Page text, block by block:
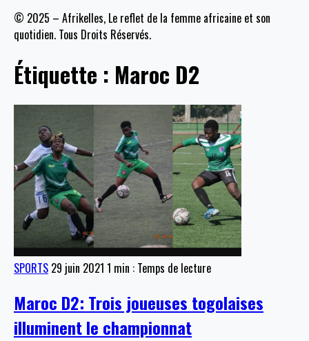
© 2025 – Afrikelles, Le reflet de la femme africaine et son
quotidien. Tous Droits Réservés.
Étiquette : Maroc D2
SPORTS 29 juin 2021 1 min : Temps de lecture
Maroc D2: Trois joueuses togolaises
illuminent le championnat